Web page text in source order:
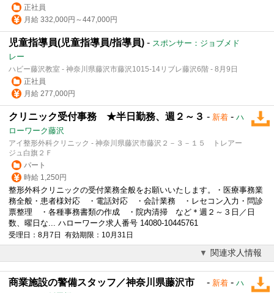
正社員
月給 332,000円～447,000円
児童指導員(児童指導員/指導員) - スポンサー：ジョブメド
レー
ハビー藤沢教室 - 神奈川県藤沢市藤沢1015-14リブレ藤沢6階 - 8月9日
正社員
月給 277,000円
クリニック受付事務 ★半日勤務、週２～３ - 新着 - ハ
ローワーク藤沢
アイ整形外科クリニック - 神奈川県藤沢市藤沢２－３－１５ トレアー
ジュ白旗２Ｆ
パート
時給 1,250円
整形外科クリニックの受付業務全般をお願いいたします。・医療事務業
務全般・患者様対応 ・電話対応 ・会計業務 ・レセコン入力・問診
票整理 ・各種事務書類の作成 ・院内清掃 など＊週２～３日／日
数、曜日な... ハローワーク求人番号 14080-10445761
受理日：8月7日 有効期限：10月31日
関連求人情報
商業施設の警備スタッフ／神奈川県藤沢市 - 新着 - ハ